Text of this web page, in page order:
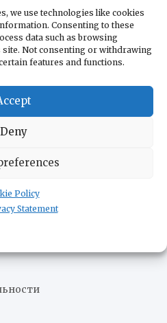
we use technologies like cookies
Consenting to these
data such as browsing
Not consenting or withdrawing
features and functions.
Deny
Policy
Statement
08.08.2026
стратегия государства и
возобновить
«Юрия Гагарина»
KC-390 Millennium
логистический
07.08.2026